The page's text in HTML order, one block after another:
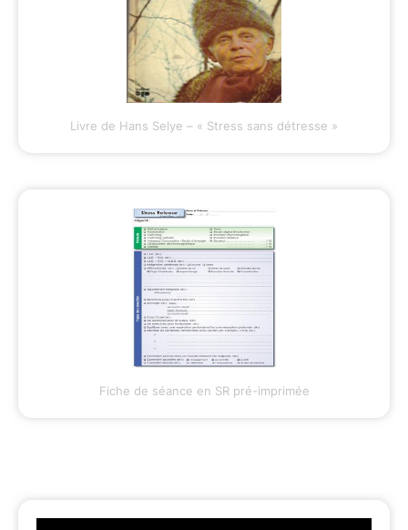
Livre de Hans Selye – « Stress sans détresse »
Fiche de séance en SR pré-imprimée